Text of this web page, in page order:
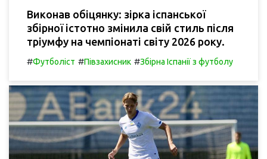
Виконав обіцянку: зірка іспанської
збірної істотно змінила свій стиль після
тріумфу на чемпіонаті світу 2026 року.
#Футболіст #Півзахисник #Збірна Іспанії з футболу